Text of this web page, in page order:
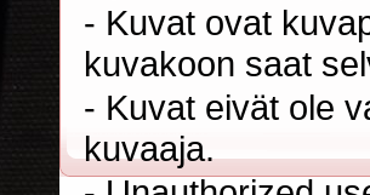
- Kuvat ovat
kuvakoon saat
- Kuvat eivät ole
kuvaaja.